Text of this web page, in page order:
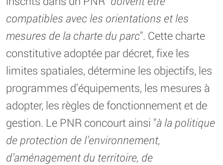
compatibles avec les orientations et les
mesures de la charte du parc". Cette charte
constitutive adoptée par décret, fixe les
limites spatiales, détermine les objectifs, les
programmes d’équipements, les mesures à
adopter, les règles de fonctionnement et de
gestion. Le PNR concourt ainsi "à la politique
de protection de l’environnement,
d’aménagement du territoire, de